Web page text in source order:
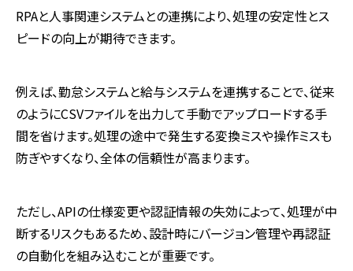
RPAと人事関連システムとの連携により、処理の安定性とス
ピードの向上が期待できます。
例えば、勤怠システムと給与システムを連携することで、従来
のようにCSVファイルを出力して手動でアップロードする手
間を省けます。処理の途中で発生する変換ミスや操作ミスも
防ぎやすくなり、全体の信頼性が高まります。
ただし、APIの仕様変更や認証情報の失効によって、処理が中
断するリスクもあるため、設計時にバージョン管理や再認証
の自動化を組み込むことが重要です。